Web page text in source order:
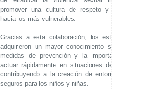
promover una cultura de respeto y cuidado
hacia los más vulnerables.
Gracias a esta colaboración, los estudiantes
adquirieron un mayor conocimiento sobre las
medidas de prevención y la importancia de
actuar rápidamente en situaciones de riesgo,
contribuyendo a la creación de entornos más
seguros para los niños y niñas.